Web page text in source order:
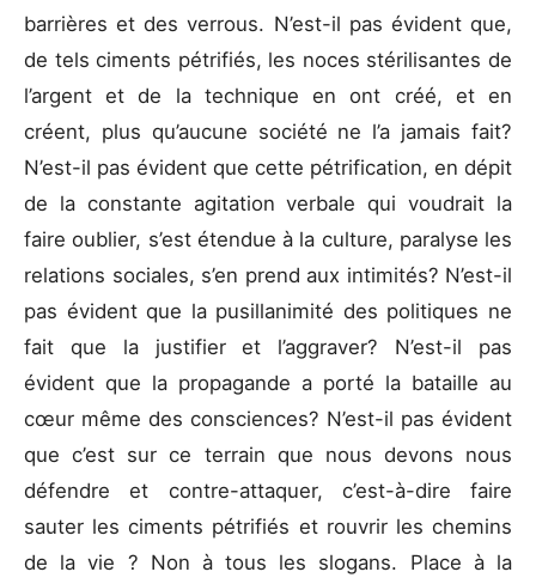
barrières et des verrous. N’est-il pas évident que,
de tels ciments pétrifiés, les noces stérilisantes de
l’argent et de la technique en ont créé, et en
créent, plus qu’aucune société ne l’a jamais fait?
N’est-il pas évident que cette pétrification, en dépit
de la constante agitation verbale qui voudrait la
faire oublier, s’est étendue à la culture, paralyse les
relations sociales, s’en prend aux intimités? N’est-il
pas évident que la pusillanimité des politiques ne
fait que la justifier et l’aggraver? N’est-il pas
évident que la propagande a porté la bataille au
cœur même des consciences? N’est-il pas évident
que c’est sur ce terrain que nous devons nous
défendre et contre-attaquer, c’est-à-dire faire
sauter les ciments pétrifiés et rouvrir les chemins
de la vie ? Non à tous les slogans. Place à la